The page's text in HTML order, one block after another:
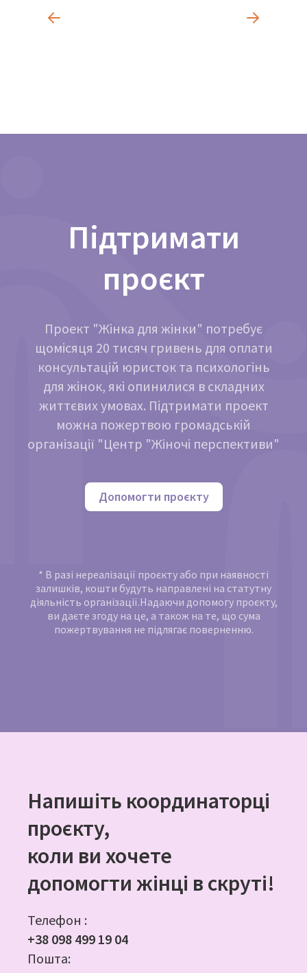
Підтримати
проєкт
Проект "Жінка для жінки" потребує
щомісяця 20 тисяч гривень для оплати
консультацій юристок та психологінь
для жінок, які опинилися в складних
життєвих умовах. Підтримати проект
можна пожертвою громадській
організації "Центр "Жіночі перспективи"
Допомогти проєкту
* В разі нереалізації проєкту або при наявності
залишків, кошти будуть направлені на статутну
діяльність організації.Надаючи допомогу проєкту,
ви даєте згоду на це, а також на те, що сума
пожертвування не підлягає поверненню.
Напишіть координаторці
проєкту,
коли ви хочете
допомогти жінці в скруті!
Телефон :
+38 098 499 19 04
Пошта: